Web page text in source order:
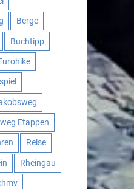
Berge
Buchtipp
Etappen
Reise
Rheingau